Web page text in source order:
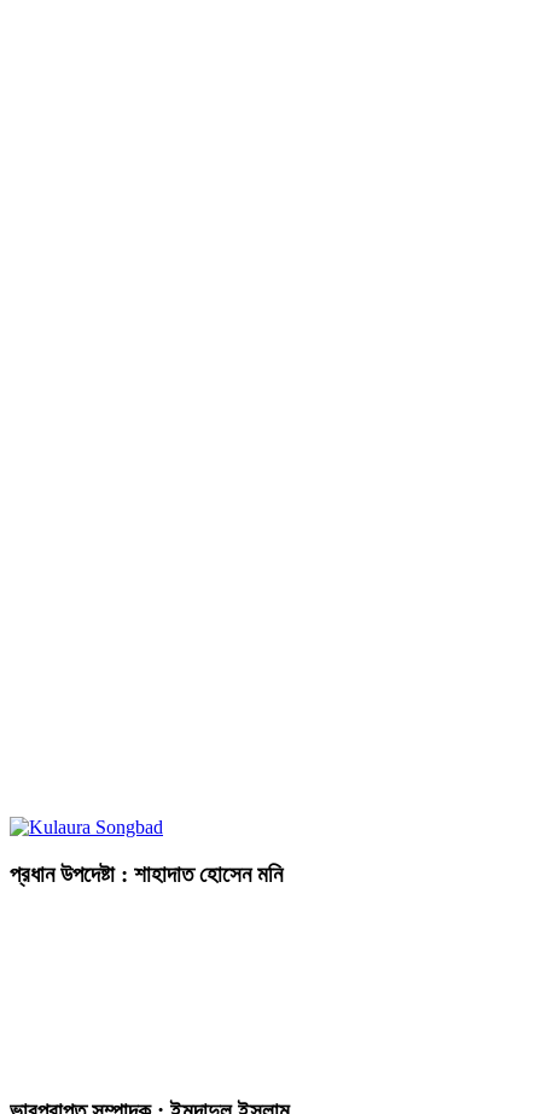
প্রধান উপদেষ্টা : শাহাদাত হোসেন মনি